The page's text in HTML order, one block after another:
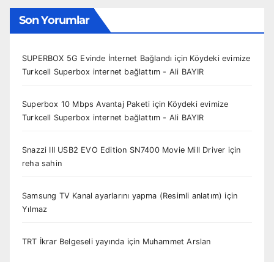
Son Yorumlar
SUPERBOX 5G Evinde İnternet Bağlandı için Köydeki evimize
Turkcell Superbox internet bağlattım - Ali BAYIR
Superbox 10 Mbps Avantaj Paketi için Köydeki evimize
Turkcell Superbox internet bağlattım - Ali BAYIR
Snazzi III USB2 EVO Edition SN7400 Movie Mill Driver için
reha sahin
Samsung TV Kanal ayarlarını yapma (Resimli anlatım) için
Yılmaz
TRT İkrar Belgeseli yayında için Muhammet Arslan